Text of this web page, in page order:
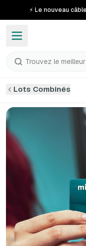
⚡ Le nouveau
Trouvez le meilleur
Lots Combinés